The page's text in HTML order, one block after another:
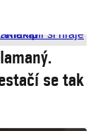
se tak